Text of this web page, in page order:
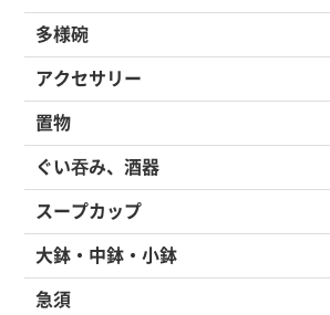
多様碗
アクセサリー
置物
ぐい吞み、酒器
スープカップ
大鉢・中鉢・小鉢
急須